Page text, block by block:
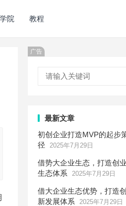
院 教程
广告
最新文章
初创企业打造MVP的起步
径
2025年7月29日
借势大企业生态，打造创
生态体系
2025年7月29日
借大企业生态优势，打造
新发展体系
2025年7月29日